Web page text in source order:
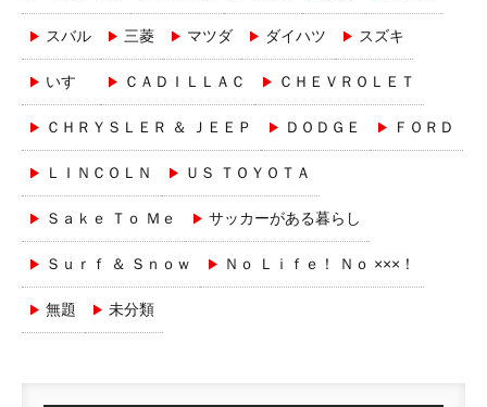
スバル 三菱 マツダ ダイハツ スズキ
いすゞ ＣＡＤＩＬＬＡＣ ＣＨＥＶＲＯＬＥＴ
ＣＨＲＹＳＬＥＲ ＆ ＪＥＥＰ ＤＯＤＧＥ ＦＯＲＤ
ＬＩＮＣＯＬＮ ＵＳ ＴＯＹＯＴＡ
Ｓａｋｅ Ｔｏ Ｍｅ サッカーがある暮らし
Ｓｕｒｆ ＆ Ｓｎｏｗ Ｎｏ Ｌｉｆｅ！ Ｎｏ ×××！
無題 未分類